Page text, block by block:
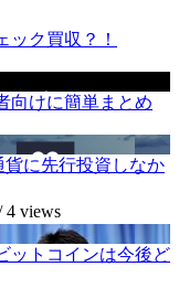
ック買収？！
向けに簡単まとめ
に先行投資しなか
4 views
ットコインは今後ど